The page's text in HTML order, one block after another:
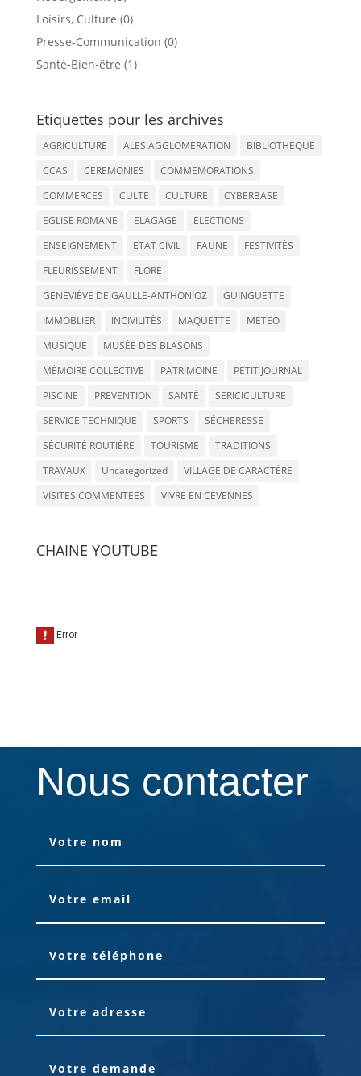
Loisirs, Culture (0)
Presse-Communication (0)
Santé-Bien-être (1)
Etiquettes pour les archives
AGRICULTURE ALES AGGLOMERATION
BIBLIOTHEQUE
CCAS
CEREMONIES
COMMEMORATIONS
COMMERCES
CULTE CULTURE
CYBERBASE
EGLISE ROMANE
ELAGAGE
ELECTIONS
ENSEIGNEMENT
ETAT CIVIL FAUNE
FESTIVITÉS
FLEURISSEMENT
FLORE
GENEVIÈVE DE GAULLE-ANTHONIOZ
GUINGUETTE
IMMOBLIER
INCIVILITÉS MAQUETTE
METEO
MUSIQUE
MUSÉE DES BLASONS
MÉMOIRE COLLECTIVE
PATRIMOINE
PETIT JOURNAL
PISCINE
PREVENTION SANTÉ
SERICICULTURE
SERVICE TECHNIQUE
SPORTS
SÉCHERESSE
SÉCURITÉ ROUTIÈRE
TOURISME
TRADITIONS
TRAVAUX
Uncategorized
VILLAGE DE CARACTÈRE
VISITES COMMENTÉES
VIVRE EN CEVENNES
CHAINE YOUTUBE
Nous contacter